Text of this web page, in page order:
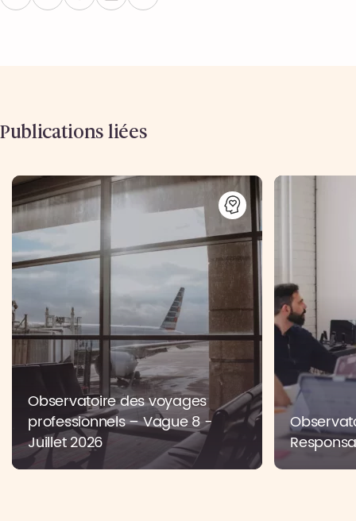
Publications liées
Observatoire des voyages
professionnels – Vague 8 -
Juillet 2026